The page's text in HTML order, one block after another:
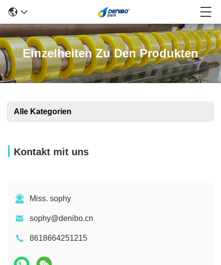
Einzelheiten Zu Den Produkten
Alle Kategorien
Kontakt mit uns
Miss. sophy
sophy@denibo.cn
8618664251215